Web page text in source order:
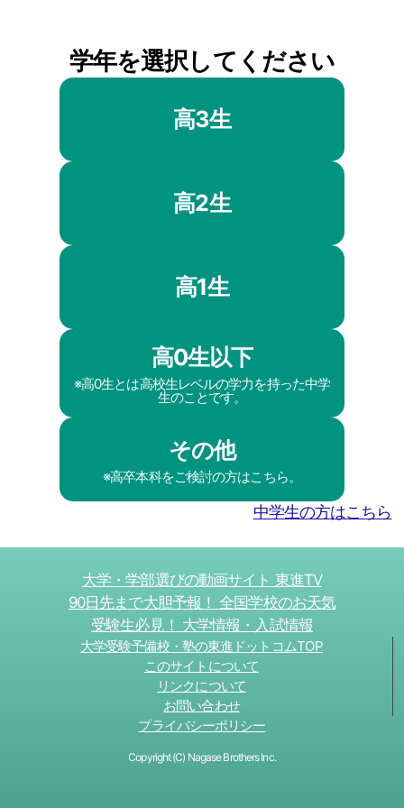
学年を選択してください
高3生
高2生
高1生
高0生以下
※高0生とは高校生レベルの学力を持った中学
生のことです。
その他
※高卒本科をご検討の方はこちら。
中学生の方はこちら
大学・学部選びの動画サイト 東進TV
90日先まで大胆予報！ 全国学校のお天気
受験生必見！ 大学情報・入試情報
大学受験予備校・塾の東進ドットコムTOP
このサイトについて
リンクについて
お問い合わせ
プライバシーポリシー
Copyright (C) Nagase Brothers Inc.